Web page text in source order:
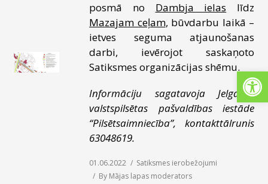
SAZIŅA
posmā no Dambja ielas līdz
Mazajam ceļam, būvdarbu laikā –
ietves seguma atjaunošanas
darbi, ievērojot saskaņoto
Satiksmes organizācijas shēmu.
Informāciju sagatavoja Jelgavas
valstspilsētas pašvaldības iestāde
“Pilsētsaimniecība”, kontakttālrunis
63048619.
01.06.2022
Satiksmes ierobežojumi
By Mājas lapas moderators